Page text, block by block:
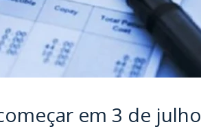
em 3 de julho